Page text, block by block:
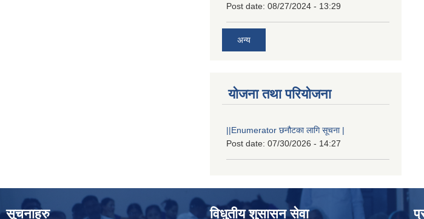
Post date: 08/27/2024 - 13:29
अन्य
योजना तथा परियोजना
||Enumerator छनौटका लागि सूचना |
Post date: 07/30/2026 - 14:27
सूचनाहरु विधुतीय शुसासन सेवा